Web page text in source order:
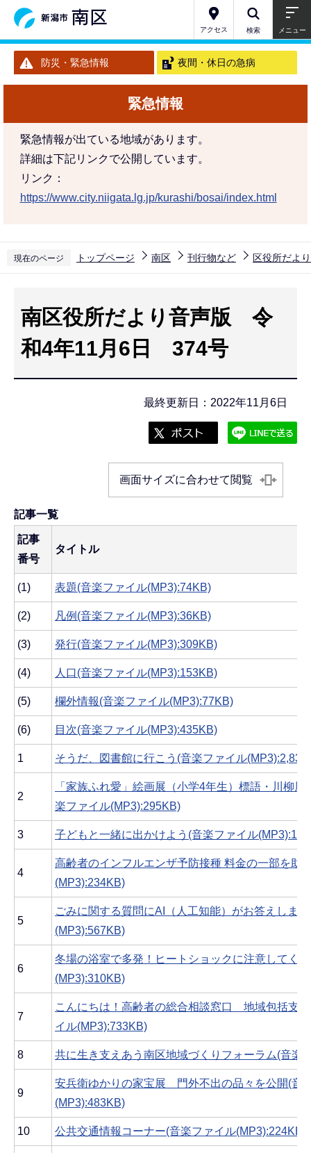
ジ
先
アクセス 検索 メニュー
防災・緊急情報 夜間・休日の急病
緊急情報
緊急情報が出ている地域があります。
詳細は下記リンクで公開しています。
リンク：
https://www.city.niigata.lg.jp/kurashi/bosai/index.html
現在のページ トップページ 南区 刊行物など 区役所だよ
南区役所だより音声版 令
和4年11月6日 374号
最終更新日：2022年11月6日
画面サイズに合わせて閲覧
記事一覧
記事
番号
タイトル
(1) 表題(音楽ファイル(MP3):74KB)
(2) 凡例(音楽ファイル(MP3):36KB)
(3) 発行(音楽ファイル(MP3):309KB)
(4) 人口(音楽ファイル(MP3):153KB)
(5) 欄外情報(音楽ファイル(MP3):77KB)
(6) 目次(音楽ファイル(MP3):435KB)
1 そうだ、図書館に行こう(音楽ファイル
2
「家族ふれ愛」絵画展（小学4年生）標語・川柳
楽ファイル(MP3):295KB)
3 子どもと一緒に出かけよう(音楽ファイル
4
高齢者のインフルエンザ予防接種 料金の一部を助
(MP3):234KB)
5
ごみに関する質問にAI（人工知能）がお答えしま
(MP3):567KB)
6
冬場の浴室で多発！ヒートショックに注意してく
(MP3):310KB)
7
こんにちは！高齢者の総合相談窓口 地域包括支
イル(MP3):733KB)
8 共に生き支えあう南区地域づくりフォーラム(音楽
9
安兵衛ゆかりの家宝展 門外不出の品々を公開(音
(MP3):483KB)
10 公共交通情報コーナー(音楽ファイル(MP3):224KB)